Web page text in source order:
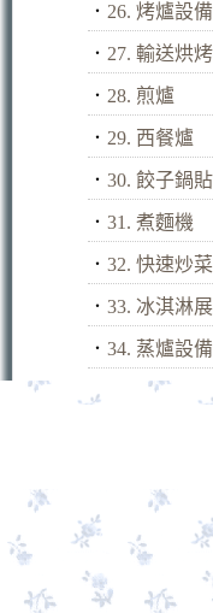
． 26. 烤爐設備
． 27. 輸送烘
． 28. 煎爐
． 29. 西餐爐
． 30. 餃子鍋
． 31. 煮麵機
． 32. 快速炒
． 33. 冰淇淋
． 34. 蒸爐設備